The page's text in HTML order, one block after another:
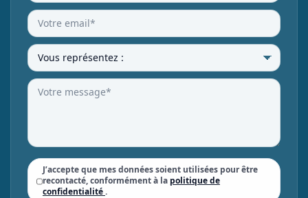
J’accepte que mes données soient utilisées pour être
recontacté, conformément à la politique de
confidentialité.